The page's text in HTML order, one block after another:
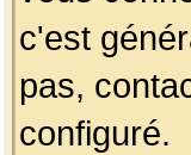
c'est
pas,
configuré.